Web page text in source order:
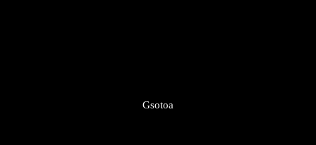
Gsotoa